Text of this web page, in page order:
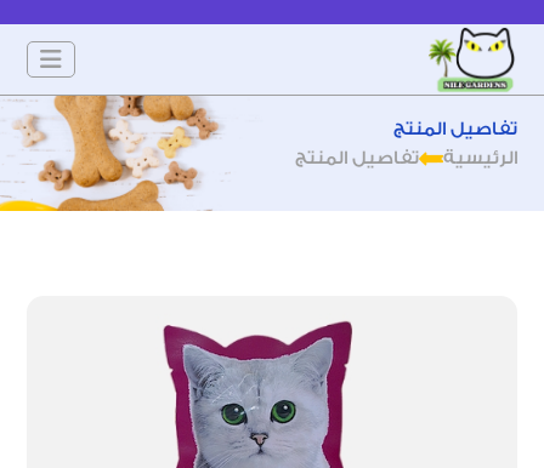
تفاصيل المنتج
الرئيسية
تفاصيل المنتج